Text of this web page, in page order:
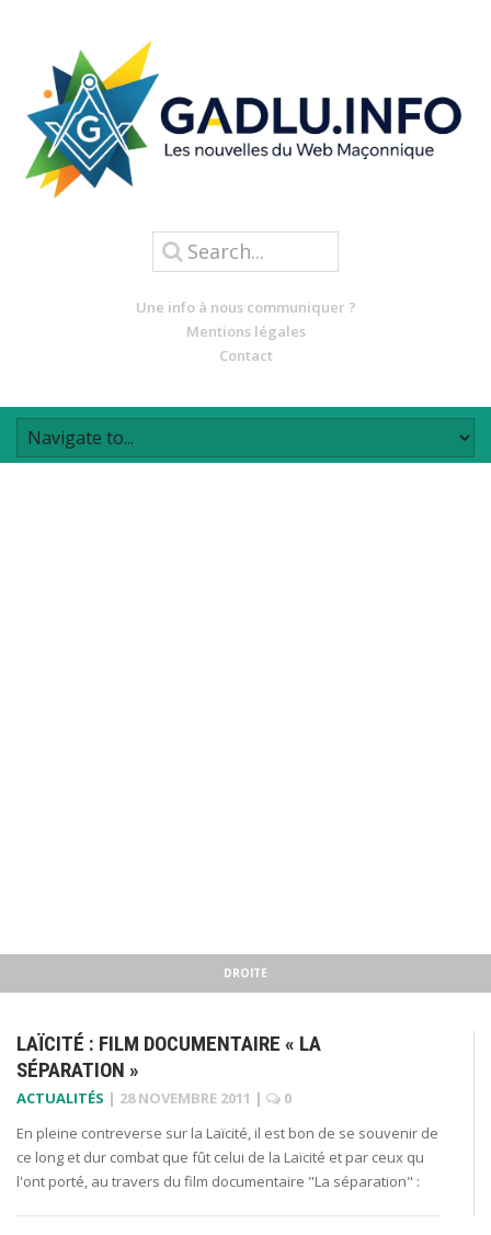
Une info à nous communiquer ?
Mentions légales
Contact
DROITE
LAÏCITÉ : FILM DOCUMENTAIRE « LA
SÉPARATION »
ACTUALITÉS | 28 NOVEMBRE 2011 |
0
En pleine contreverse sur la Laïcité, il est bon de se souvenir de
ce long et dur combat que fût celui de la Laïcité et par ceux qu
l'ont porté, au travers du film documentaire "La séparation" :